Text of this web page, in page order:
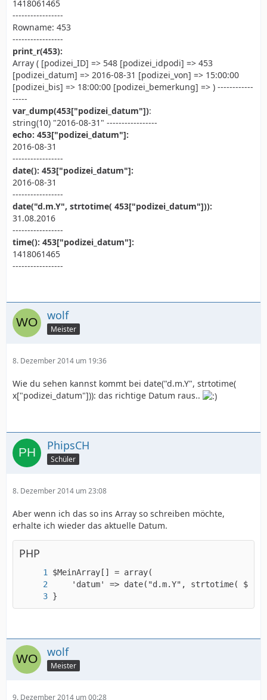
1418061465
-----------------
Rowname: 453
-----------------
print_r(453):
Array ( [podizei_ID] => 548 [podizei_idpodi] => 453
[podizei_datum] => 2016-08-31 [podizei_von] => 15:00:00
[podizei_bis] => 18:00:00 [podizei_bemerkung] => ) ------------
-----
var_dump(453["podizei_datum"]):
string(10) "2016-08-31" -----------------
echo: 453["podizei_datum"]:
2016-08-31
-----------------
date(): 453["podizei_datum"]:
2016-08-31
-----------------
date("d.m.Y", strtotime( 453["podizei_datum"])):
31.08.2016
-----------------
time(): 453["podizei_datum"]:
1418061465
-----------------
wolf
Meister
8. Dezember 2014 um 19:36
Wie du sehen kannst kommt bei date("d.m.Y", strtotime(
x["podizei_datum"])): das richtige Datum raus..
PhipsCH
Schüler
8. Dezember 2014 um 23:08
Aber wenn ich das so ins Array so schreiben möchte,
erhalte ich wieder das aktuelle Datum.
PHP
}
wolf
Meister
9. Dezember 2014 um 00:28